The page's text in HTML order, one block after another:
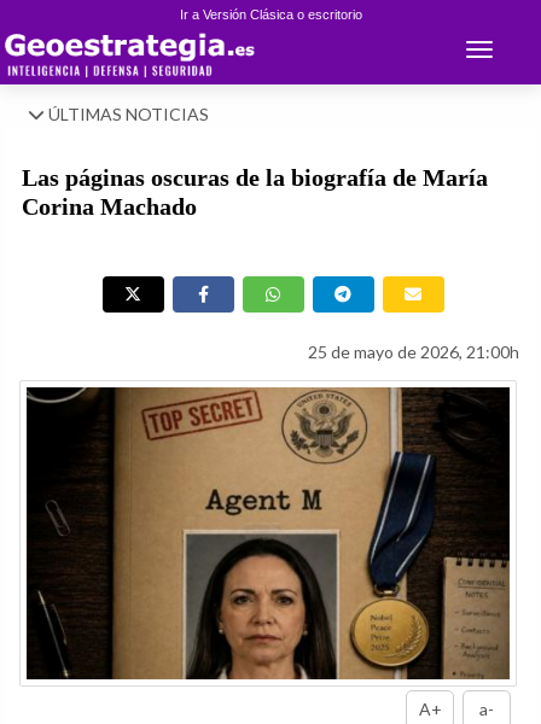
Ir a Versión Clásica o escritorio
Toggle
ÚLTIMAS NOTICIAS
Las páginas oscuras de la biografía de María
Corina Machado
25 de mayo de 2026, 21:00h
A+ a-